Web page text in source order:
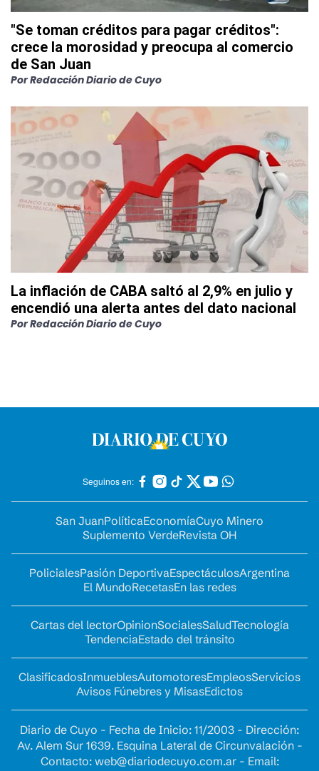
"Se toman créditos para pagar créditos":
crece la morosidad y preocupa al comercio
de San Juan
PorRedacción Diario de Cuyo
La inflación de CABA saltó al 2,9% en julio y
encendió una alerta antes del dato nacional
PorRedacción Diario de Cuyo
Seguinos en:
San JuanPolíticaEconomíaCuyo Minero
Suplemento VerdeRevista OH
PolicialesPasión DeportivaEspectáculosArgentina
El MundoRecetasEn las redes
Cartas del lectorOpinionSocialesSaludTecnología
TendenciaEstado del tránsito
ClasificadosInmueblesAutomotoresEmpleosServicios
Avisos Fúnebres y MisasEdictos
Diario de Cuyo - Fecha de Inicio: 11/2003 - Dirección:
Av. Alem Sur 1639. Esquina Lateral de Circunvalación -
Contacto: web@diariodecuyo.com.ar- Email: